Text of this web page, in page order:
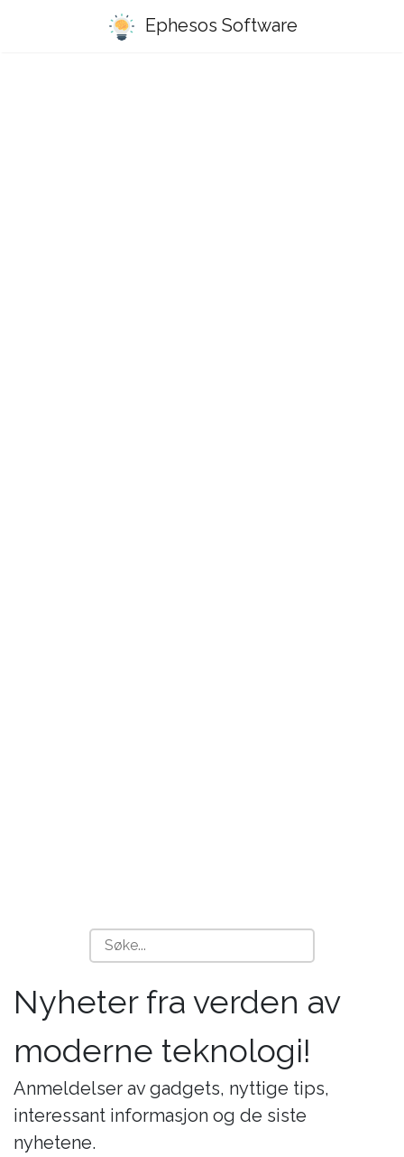
Ephesos Software
Nyheter fra verden av
moderne teknologi!
Anmeldelser av gadgets, nyttige tips,
interessant informasjon og de siste
nyhetene.